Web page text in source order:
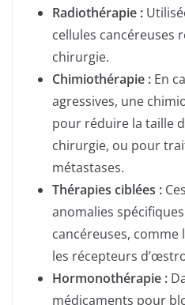
Radiothérapie :
cellules cancéreuses
chirurgie.
Chimiothérapie : En
agressives, une
pour réduire la taille
chirurgie, ou pour
métastases.
Thérapies ciblées :
anomalies
cancéreuses,
les récepteurs
Hormonothérapie :
médicaments pour